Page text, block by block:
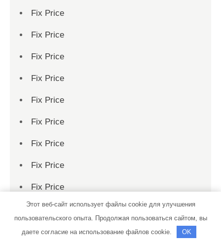
Fix Price
Fix Price
Fix Price
Fix Price
Fix Price
Fix Price
Fix Price
Fix Price
Fix Price
Fix Price
Fix Price
Этот веб-сайт использует файлы cookie для улучшения
пользовательского опыта. Продолжая пользоваться сайтом, вы
даете согласие на использование файлов cookie.
OK